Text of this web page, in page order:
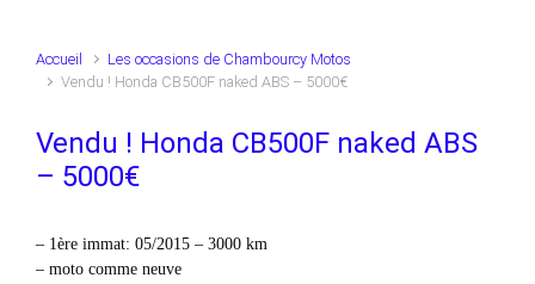
Accueil
Les occasions de Chambourcy Motos
Vendu ! Honda CB500F naked ABS – 5000€
Vendu ! Honda CB500F naked ABS
– 5000€
– 1ère immat: 05/2015 – 3000 km
– moto comme neuve